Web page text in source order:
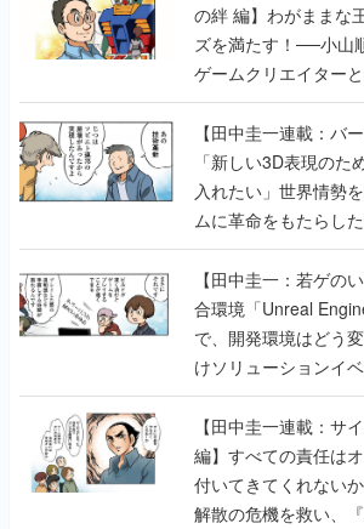
の絆 編】わがままな
ズを満たす！──小山
ゲームクリエイター
【若ゲのいたり最終
【田中圭一連載：バ
「新しい3D表現のた
入れたい」世界情勢
ムに革命をもたらし
のいたり】
【田中圭一：若ゲの
合環境「Unreal
で、開発環境はどう
けソリューションイ
に行って、より理解
【田中圭一連載：サ
編】すべての責任は
付いてきてくれない
解散の危機を救い、